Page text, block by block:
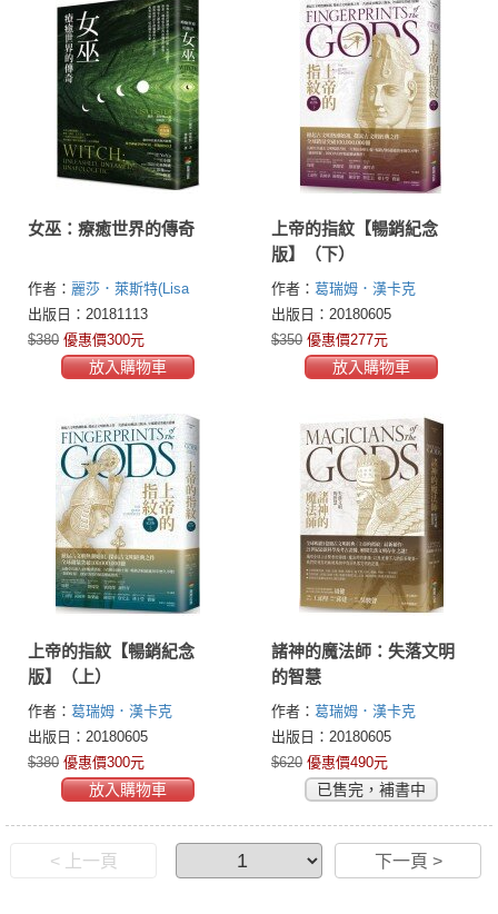
女巫：療癒世界的傳奇
作者： 麗莎．萊斯特(Lisa
Lister)
出版日：20181113
$380 優惠價300元
放入購物車
上帝的指紋【暢銷紀念
版】（下）
作者： 葛瑞姆．漢卡克
(Graham Hancock)
出版日：20180605
$350 優惠價277元
放入購物車
上帝的指紋【暢銷紀念
版】（上）
作者： 葛瑞姆．漢卡克
(Graham Hancock)
出版日：20180605
$380 優惠價300元
放入購物車
諸神的魔法師：失落文明
的智慧
作者： 葛瑞姆．漢卡克
(Graham Hancock)
出版日：20180605
$620 優惠價490元
已售完，補書中
< 上一頁 下一頁 >